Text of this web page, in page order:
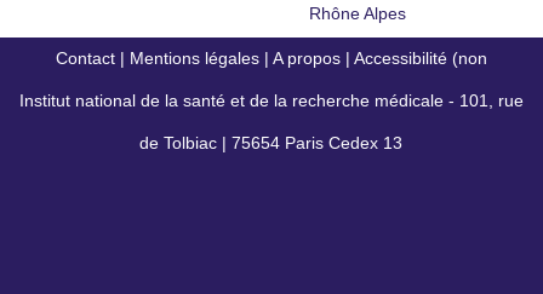
Rhône Alpes
Contact | Mentions légales | A propos | Accessibilité (non
conforme)
Institut national de la santé et de la recherche médicale - 101, rue
de Tolbiac | 75654 Paris Cedex 13